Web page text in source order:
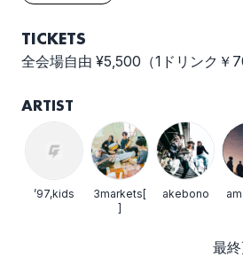
Cloudy
TICKETS
全会場自由 ¥5,500（1ドリンク￥
ARTIST
’97,kids
3markets[
]
akebono
最